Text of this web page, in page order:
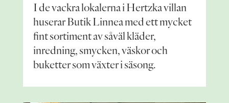
I de vackra lokalerna i Hertzka villan
huserar Butik Linnea med ett mycket
fint sortiment av såväl kläder,
inredning, smycken, väskor och
buketter som växter i säsong.